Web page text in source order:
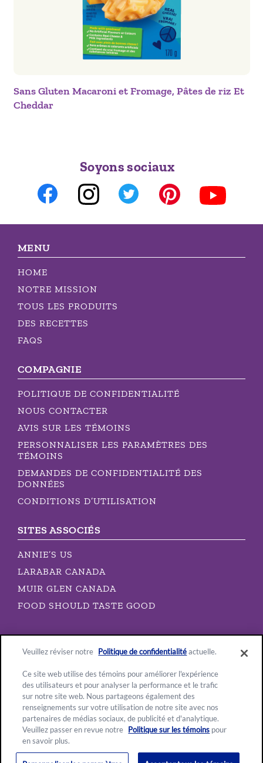
Sans Gluten Macaroni et Fromage, Pâtes de riz Et
Cheddar
Soyons sociaux
MENU
HOME
NOTRE MISSION
TOUS LES PRODUITS
DES RECETTES
FAQS
COMPAGNIE
POLITIQUE DE CONFIDENTIALITÉ
NOUS CONTACTER
AVIS SUR LES TÉMOINS
PERSONNALISER LES PARAMÈTRES DES
TÉMOINS
DEMANDES DE CONFIDENTIALITÉ DES
DONNÉES
CONDITIONS D’UTILISATION
SITES ASSOCIÉS
ANNIE’S US
LARABAR CANADA
MUIR GLEN CANADA
FOOD SHOULD TASTE GOOD
Lieu:
Canada
Veuillez réviser notre Politique de confidentialitéactuelle.
Ce site web utilise des témoins pour améliorer l'expérience
des utilisateurs et pour analyser la performance et le trafic
sur notre site web. Nous partageons également des
renseignements sur votre utilisation de notre site avec nos
partenaires de médias sociaux, de publicité et d'analytique.
Veuillez passer en revue notre Politique sur les témoins pour
en savoir plus.